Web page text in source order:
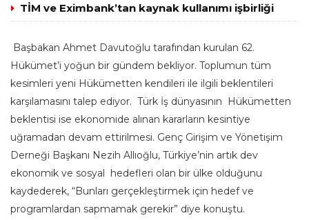
TİM ve Eximbank’tan kaynak kullanımı işbirliği
Başbakan Ahmet Davutoğlu tarafından kurulan 62.
Hükümet’i yoğun bir gündem bekliyor. Toplumun tüm
kesimleri yeni Hükümetten kendileri ile ilgili beklentileri
karşılamasını talep ediyor. Türk İş dünyasının Hükümetten
beklentisi ise ekonomide alınan kararların kesintiye
uğramadan devam ettirilmesi. Genç Girişim ve Yönetişim
Derneği Başkanı Nezih Allıoğlu, Türkiye’nin artık dev
ekonomik ve sosyal hedefleri olan bir ülke olduğunu
kaydederek, “Bunları gerçekleştirmek için hedef ve
programlardan sapmamak gerekir” diye konuştu.